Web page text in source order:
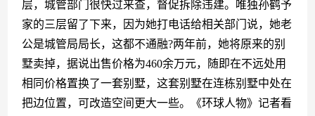
层，城管部门很快过来查，督促拆除违建。唯独孙鹤予
家的三层留了下来，因为她打电话给相关部门说，她老
公是城管局局长，这都不通融?两年前，她将原来的别
墅卖掉，据说出售价格为460余万元，随即在不远处用
相同价格置换了一套别墅，这套别墅在连栋别墅中处在
把边位置，可改造空间更大一些。《环球人物》记者看